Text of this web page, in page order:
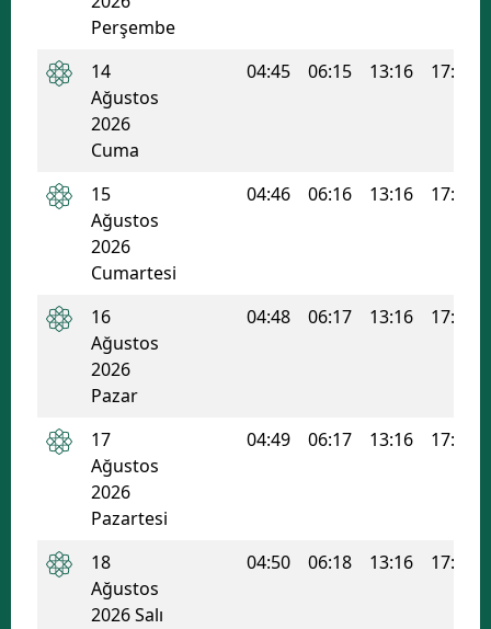
Kastamonu
Manisa
Muğla
Perşembe
14
Ağustos
2026
Cuma
04:45 06:15 13:16 17:02
15
Ağustos
2026
Cumartesi
04:46 06:16 13:16 17:01
16
Ağustos
2026
Pazar
04:48 06:17 13:16 17:01
17
Ağustos
2026
Pazartesi
04:49 06:17 13:16 17:00
18
Ağustos
2026 Salı
04:50 06:18 13:16 17:00